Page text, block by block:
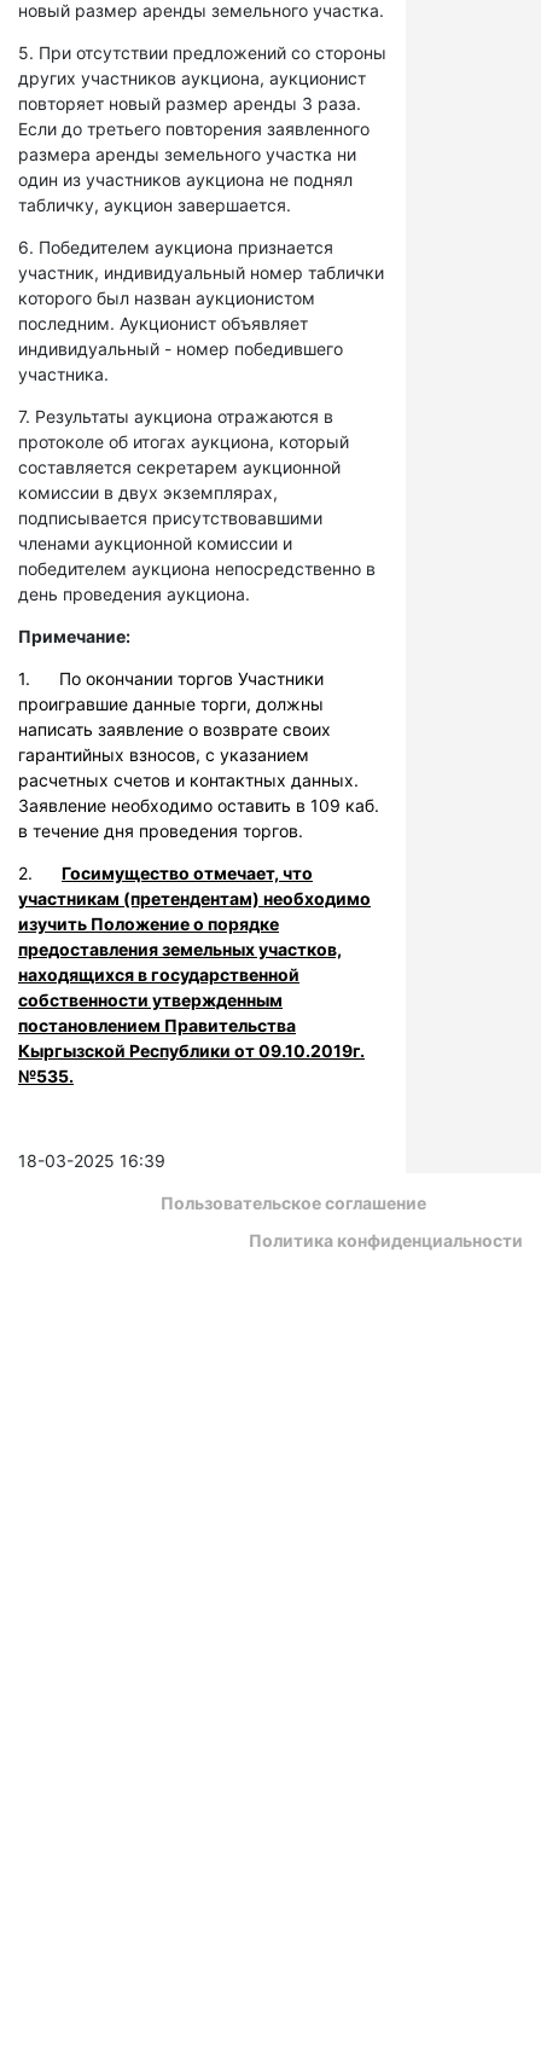
новый размер аренды земельного участка.
5. При отсутствии предложений со стороны
других участников аукциона, аукционист
повторяет новый размер аренды 3 раза.
Если до третьего повторения заявленного
размера аренды земельного участка ни
один из участников аукциона не поднял
табличку, аукцион завершается.
6. Победителем аукциона признается
участник, индивидуальный номер таблички
которого был назван аукционистом
последним. Аукционист объявляет
индивидуальный - номер победившего
участника.
7. Результаты аукциона отражаются в
протоколе об итогах аукциона, который
составляется секретарем аукционной
комиссии в двух экземплярах,
подписывается присутствовавшими
членами аукционной комиссии и
победителем аукциона непосредственно в
день проведения аукциона.
Примечание:
1. По окончании торгов Участники
проигравшие данные торги, должны
написать заявление о возврате своих
гарантийных взносов, с указанием
расчетных счетов и контактных данных.
Заявление необходимо оставить в 109 каб.
в течение дня проведения торгов.
2. Госимущество отмечает, что
участникам (претендентам) необходимо
изучить Положение о порядке
предоставления земельных участков,
находящихся в государственной
собственности утвержденным
постановлением Правительства
Кыргызской Республики от 09.10.2019г.
№535.
18-03-2025 16:39
Пользовательское соглашение
Политика конфиденциальности